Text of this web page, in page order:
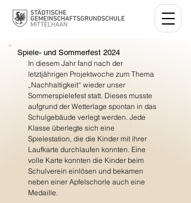
Spiele- und Sommerfest 2024
In diesem Jahr fand nach der
letztjährigen Projektwoche zum Thema
„Nachhaltigkeit“ wieder unser
Sommerspielefest statt. Dieses musste
aufgrund der Wetterlage spontan in das
Schulgebäude verlegt werden. Jede
Klasse überlegte sich eine
Spielestation, die die Kinder mit ihrer
Laufkarte durchlaufen konnten. Eine
volle Karte konnten die Kinder beim
Schulverein einlösen und bekamen
neben einer Apfelschorle auch eine
Medaille.